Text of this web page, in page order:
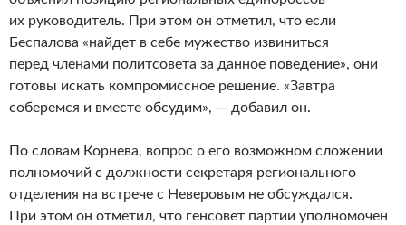
их руководитель. При этом он отметил, что если
Беспалова «найдет в себе мужество извиниться
перед членами политсовета за данное поведение», они
готовы искать компромиссное решение. «Завтра
соберемся и вместе обсудим», — добавил он.
По словам Корнева, вопрос о его возможном сложении
полномочий с должности секретаря регионального
отделения на встрече с Неверовым не обсуждался.
При этом он отметил, что генсовет партии уполномочен